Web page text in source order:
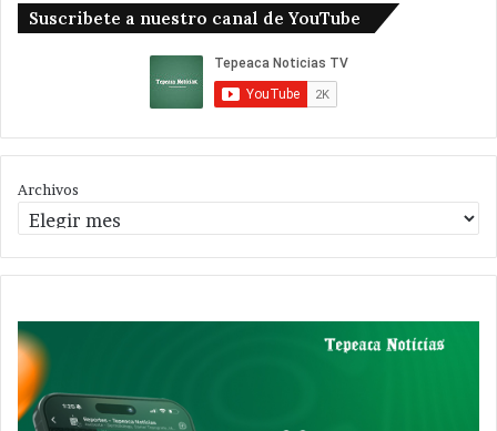
Suscribete a nuestro canal de YouTube
Archivos